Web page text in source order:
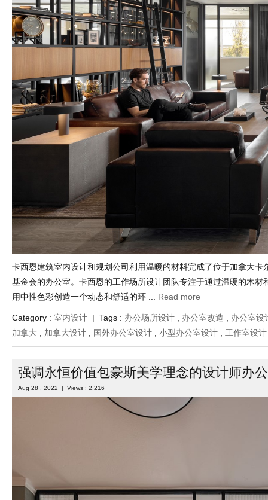
卡西恩建筑室内设计和规划公司利用温暖的材料完成了位于加拿大卡
基金会的办公室。卡西恩的工作场所设计团队专注于通过温暖的木材
用中性色彩创造一个动态和舒适的环 ... Read more
Category : 室内设计 | Tags : 办公场所设计 办公室改造
办公室设
加拿大
加拿大设计 国外办公室设计 小型办公室设计 工作室设计
强调永恒价值包豪斯美学理念的设计师办
Aug 28 , 2022 | Views : 2,216